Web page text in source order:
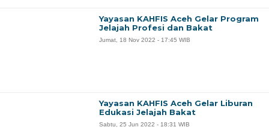
Yayasan KAHFIS Aceh Gelar Program
Jelajah Profesi dan Bakat
Jumat, 18 Nov 2022 - 17:45 WIB
Yayasan KAHFIS Aceh Gelar Liburan
Edukasi Jelajah Bakat
Sabtu, 25 Jun 2022 - 18:31 WIB